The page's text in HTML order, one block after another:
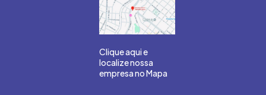
Clique aqui e
localize nossa
empresa no Mapa